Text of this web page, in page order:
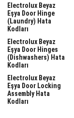
Electrolux Beyaz
Eşya Door Hinge
(laundry) Hata
Kodları
Electrolux Beyaz
Eşya Door Hinges
(dishwashers) Hata
Kodları
Electrolux Beyaz
Eşya Door Locking
Assembly Hata
Kodları